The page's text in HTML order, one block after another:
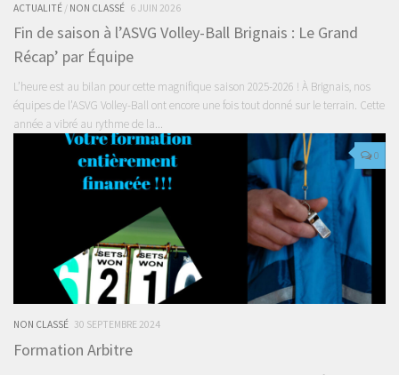
ACTUALITÉ / NON CLASSÉ 6 JUIN 2026
Fin de saison à l’ASVG Volley-Ball Brignais : Le Grand
Récap’ par Équipe
L’heure est au bilan pour cette magnifique saison 2025-2026 ! À Brignais, nos
équipes de l’ASVG Volley-Ball ont encore une fois tout donné sur le terrain. Cette
année a vibré au rythme de la...
0
NON CLASSÉ 30 SEPTEMBRE 2024
Formation Arbitre